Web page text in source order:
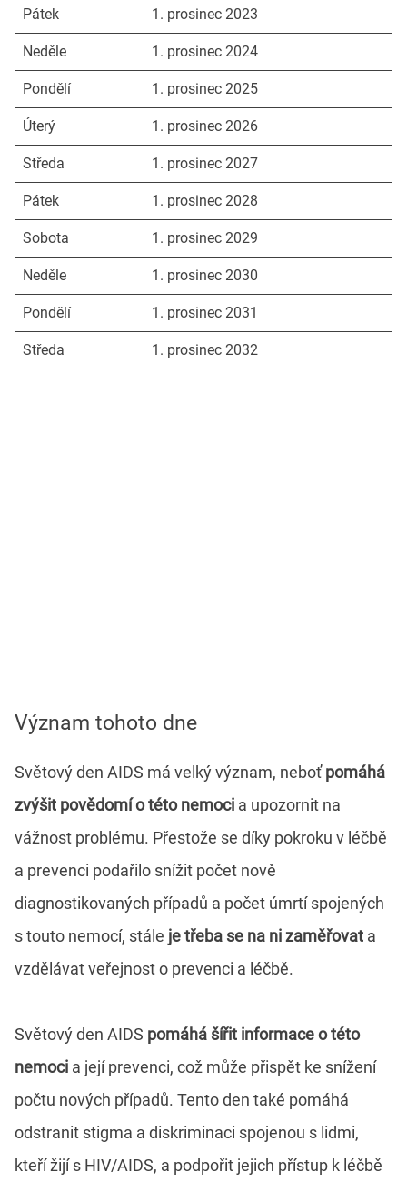
Pátek 1. prosinec 2023
Neděle 1. prosinec 2024
Pondělí 1. prosinec 2025
Úterý 1. prosinec 2026
Středa 1. prosinec 2027
Pátek 1. prosinec 2028
Sobota 1. prosinec 2029
Neděle 1. prosinec 2030
Pondělí 1. prosinec 2031
Středa 1. prosinec 2032
Význam tohoto dne
Světový den AIDS má velký význam, neboťpomáhá
zvýšit povědomí o této nemoci a upozornit na
vážnost problému. Přestože se díky pokroku v léčbě
a prevenci podařilo snížit počet nově
diagnostikovaných případů a počet úmrtí spojených
s touto nemocí, stále je třeba se na ni zaměřovat a
vzdělávat veřejnost o prevenci a léčbě.
Světový den AIDS pomáhá šířit informace o této
nemoci a její prevenci, což může přispět ke snížení
počtu nových případů. Tento den také pomáhá
odstranit stigma a diskriminaci spojenou s lidmi,
kteří žijí s HIV/AIDS, a podpořit jejich přístup k léčbě